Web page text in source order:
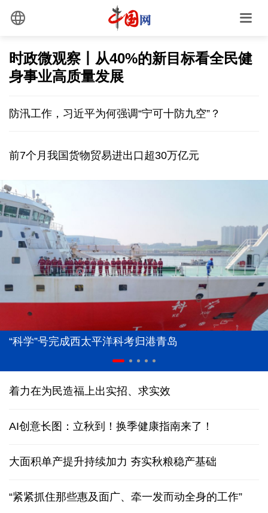
时政微观察丨从40%的新目标看全民健
身事业高质量发展
防汛工作，习近平为何强调“宁可十防九空”？
前7个月我国货物贸易进出口超30万亿元
“科学”号完成西太平洋科考归港青岛
着力在为民造福上出实招、求实效
AI创意长图：立秋到！换季健康指南来了！
大面积单产提升持续加力 夯实秋粮稳产基础
“紧紧抓住那些惠及面广、牵一发而动全身的工作”